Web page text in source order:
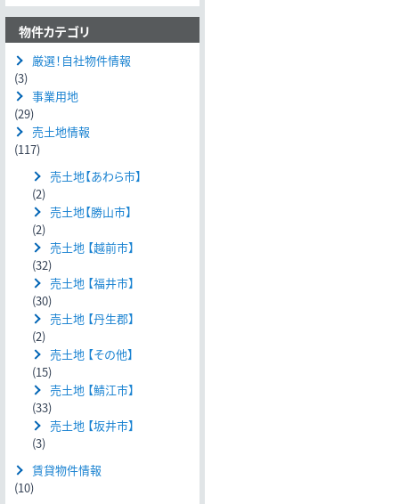
物件カテゴリ
厳選！自社物件情報
(3)
事業用地
(29)
売土地情報
(117)
売土地【あわら市】
(2)
売土地【勝山市】
(2)
売土地 【越前市】
(32)
売土地 【福井市】
(30)
売土地 【丹生郡】
(2)
売土地 【その他】
(15)
売土地 【鯖江市】
(33)
売土地 【坂井市】
(3)
賃貸物件情報
(10)